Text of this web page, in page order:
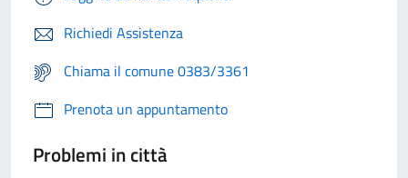
Richiedi Assistenza
Chiama il comune 0383/3361
Prenota un appuntamento
Problemi in città